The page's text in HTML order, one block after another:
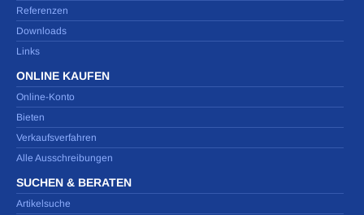
Referenzen
Downloads
Links
ONLINE KAUFEN
Online-Konto
Bieten
Verkaufsverfahren
Alle Ausschreibungen
SUCHEN & BERATEN
Artikelsuche